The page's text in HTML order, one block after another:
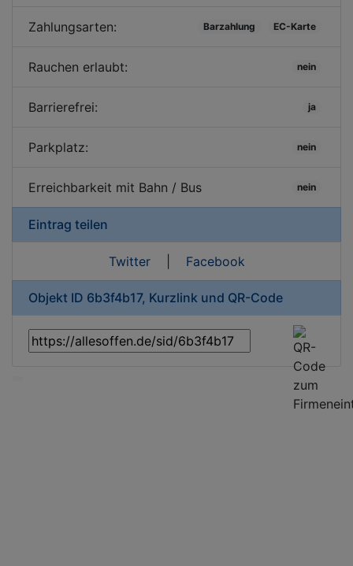
Zahlungsarten: Barzahlung EC-Karte
Rauchen erlaubt: nein
Barrierefrei: ja
Parkplatz: nein
Erreichbarkeit mit Bahn / Bus nein
Eintrag teilen
Twitter| Facebook
Objekt ID 6b3f4b17, Kurzlink und QR-Code